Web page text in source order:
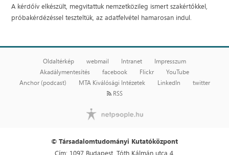
A kérdőív elkészült, megvitattuk nemzetközileg ismert szakértőkkel,
próbakérdézéssel teszteltük, az adatfelvétel hamarosan indul.
Oldaltérkép webmail Intranet
Impresszum
Akadálymentesítés
facebook Flickr
YouTube
Anchor (podcast)
MTA Kiválósági Intézetek LinkedIn
twitter
RSS
© Társadalomtudományi Kutatóközpont
Cím: 1097 Budapest, Tóth Kálmán utca 4.